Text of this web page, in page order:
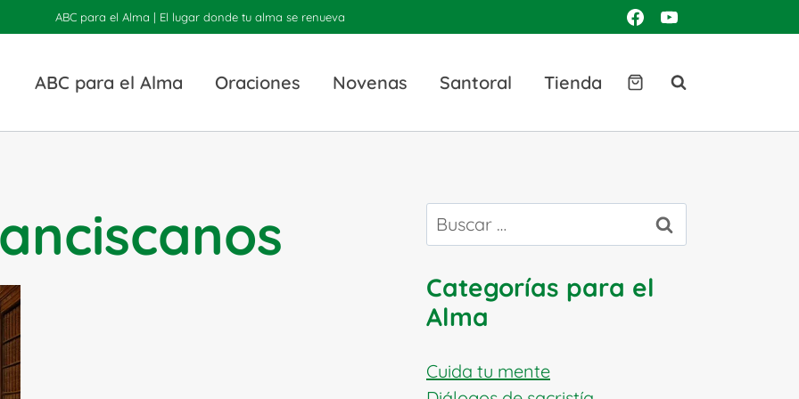
ABC para el Alma | El lugar donde tu alma se renueva
ABC para el Alma Oraciones Novenas Santoral Tienda
Buscar:
Categorías para el
Alma
Cuida tu mente